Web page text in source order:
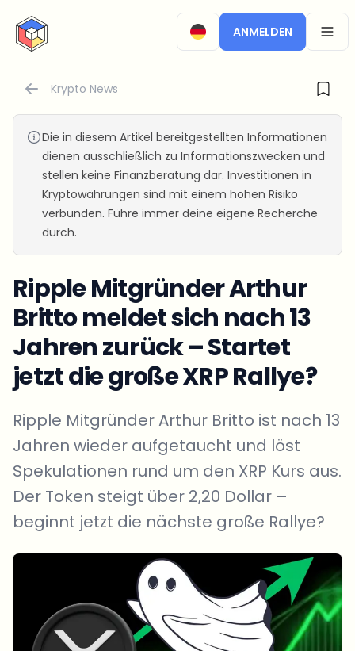
CryptoTicker
ANMELDEN
Krypto News
Die in diesem Artikel bereitgestellten Informationen
dienen ausschließlich zu Informationszwecken und
stellen keine Finanzberatung dar. Investitionen in
Kryptowährungen sind mit einem hohen Risiko
verbunden. Führe immer deine eigene Recherche
durch.
Ripple Mitgründer Arthur
Britto meldet sich nach 13
Jahren zurück – Startet
jetzt die große XRP Rallye?
Ripple Mitgründer Arthur Britto ist nach 13
Jahren wieder aufgetaucht und löst
Spekulationen rund um den XRP Kurs aus.
Der Token steigt über 2,20 Dollar –
beginnt jetzt die nächste große Rallye?